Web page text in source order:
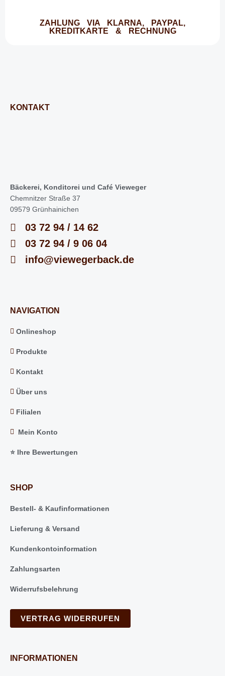
ZAHLUNG VIA KLARNA, PAYPAL,
KREDITKARTE & RECHNUNG
KONTAKT
Bäckerei, Konditorei und Café Vieweger
Chemnitzer Straße 37
09579 Grünhainichen
03 72 94 / 14 62
03 72 94 / 9 06 04
info@viewegerback.de
NAVIGATION
Onlineshop
Produkte
Kontakt
Über uns
Filialen
Mein Konto
⭐️ Ihre Bewertungen
SHOP
Bestell- & Kaufinformationen
Lieferung & Versand
Kundenkontoinformation
Zahlungsarten
Widerrufsbelehrung
VERTRAG WIDERRUFEN
INFORMATIONEN